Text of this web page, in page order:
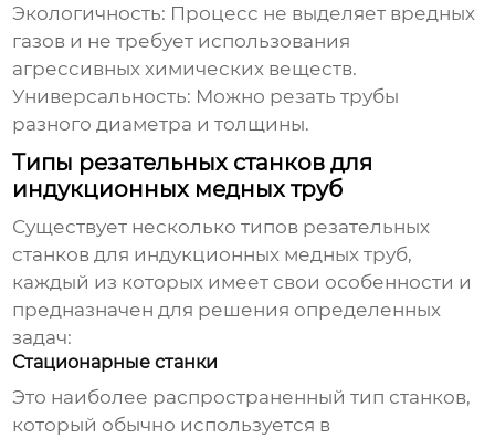
Экологичность: Процесс не выделяет вредных
газов и не требует использования
агрессивных химических веществ.
Универсальность: Можно резать трубы
разного диаметра и толщины.
Типы резательных станков для
индукционных медных труб
Существует несколько типов резательных
станков для индукционных медных труб,
каждый из которых имеет свои особенности и
предназначен для решения определенных
задач:
Стационарные станки
Это наиболее распространенный тип станков,
который обычно используется в